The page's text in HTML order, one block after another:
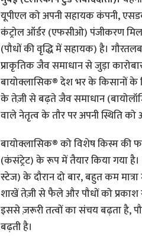
यूपीएल को अपनी सहायक कंपनी,
कंट्रोल ऑर्डर (एफसीओ) पंजीकरण
(पौधों की वृद्धि में सहायक) है।
प्राकृतिक जैव समाधान से जुड़ा
बायोक्लासिक® देश भर के किसानों के
के तेज़ी से बढ़ते जैव समाधान
वाले नेतृत्व के तौर पर अपनी स्थिति
बायोक्लासिक® को विशेष किस्म की
(कंसंट्रेट) के रूप में तैयार किया गया
स्टेज) के दौरान दो बार, बहुत कम
शाखें तेज़ी से फैले और पौधों को प्रकाश
इससे ज़रूरी तत्वों का संचय बढ़ता है,
बढ़ती है।